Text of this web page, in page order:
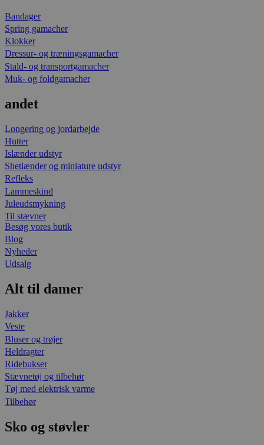
Bandager
Spring gamacher
Klokker
Dressur- og træningsgamacher
Stald- og transportgamacher
Muk- og foldgamacher
andet
Longering og jordarbejde
Hutter
Islænder udstyr
Shetlænder og miniature udstyr
Refleks
Lammeskind
Juleudsmykning
Til stævner
Besøg vores butik
Blog
Nyheder
Udsalg
Alt til damer
Jakker
Veste
Bluser og trøjer
Heldragter
Ridebukser
Stævnetøj og tilbehør
Tøj med elektrisk varme
Tilbehør
Sko og støvler